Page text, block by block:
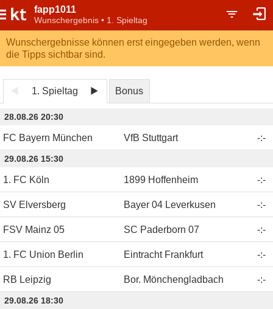
fapp1011
Wunschergebnis • 1. Spieltag
Wunschergebnisse können erst eingegeben werden, wenn
die Tipps sichtbar sind.
1. Spieltag Bonus
28.08.26 20:30
FC Bayern München VfB Stuttgart -:-
29.08.26 15:30
1. FC Köln 1899 Hoffenheim -:-
SV Elversberg Bayer 04 Leverkusen -:-
FSV Mainz 05 SC Paderborn 07 -:-
1. FC Union Berlin Eintracht Frankfurt -:-
RB Leipzig Bor. Mönchengladbach -:-
29.08.26 18:30